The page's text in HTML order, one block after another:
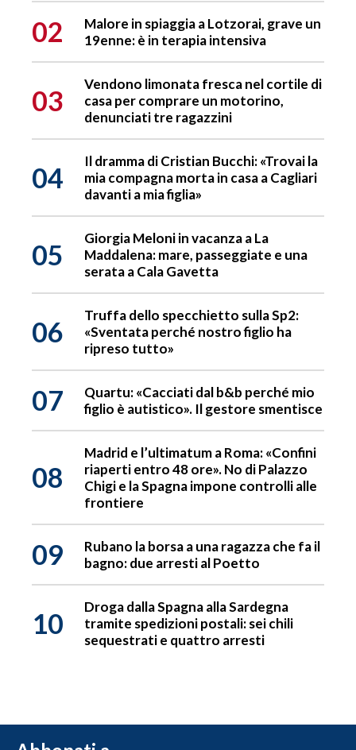
02
Malore in spiaggia a Lotzorai, grave un
19enne: è in terapia intensiva
03
Vendono limonata fresca nel cortile di
casa per comprare un motorino,
denunciati tre ragazzini
04
Il dramma di Cristian Bucchi: «Trovai la
mia compagna morta in casa a Cagliari
davanti a mia figlia»
05
Giorgia Meloni in vacanza a La
Maddalena: mare, passeggiate e una
serata a Cala Gavetta
06
Truffa dello specchietto sulla Sp2:
«Sventata perché nostro figlio ha
ripreso tutto»
07
Quartu: «Cacciati dal b&b perché mio
figlio è autistico». Il gestore smentisce
08
Madrid e l’ultimatum a Roma: «Confini
riaperti entro 48 ore». No di Palazzo
Chigi e la Spagna impone controlli alle
frontiere
09
Rubano la borsa a una ragazza che fa il
bagno: due arresti al Poetto
10
Droga dalla Spagna alla Sardegna
tramite spedizioni postali: sei chili
sequestrati e quattro arresti